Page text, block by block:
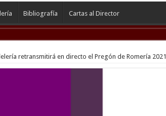
Bibliografía Cartas al Director
retransmitirá en directo el Pregón de Romería 2021